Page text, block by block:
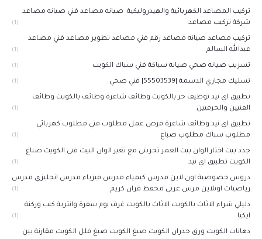
تركيب المصاعد الكهربائية والهيدروليكية. صيانه مصاعد فني صيانه مصاعد
شركة تركيب مصاعد
(1)
تركيب مصاعد صيانه مصاعد رقم فني مصاعد تطوير مصاعد فني مصاعد
عبدالله السالم
(1)
تسريب صيانه صحي صيانه سباكة فني سباك الكويت (1)
تسليك مجاري الدسمة |55503539| فني صحي (1)
تطبيق اي نيد توظيف حر بالكويت وظائف شاغرة وظائف بالكويت وظائف
الفنيين والحرفيين
(1)
تطبيق اي نيد وظائف شاغرة فرص عمل مطلوب فني مطلوب كهربائي
مطلوب سباك مطلوب صباغ
(1)
جدد بيت اختار الوان بيت العمر تجربتي مع تغير الوان البيت فني الكويت صباغ
الكويت تطبيق اي نيد
(1)
دروس خصوصية اون لاين مدرس كيمياء مدرس فيزياء مدرس انجليزي مدرس
رياضيات اونلاين مرس عربي محفظ قران كريم
(1)
دليلي شراء الاثاث بالكويت الاثاث بالكويت غرف نوم سفرة وانترية كنب وركنة
ايكيا
(1)
دهانات الكويت ورق جدران الكويت صبغ الكويت صبغ فلل الكويت مقارنة بين